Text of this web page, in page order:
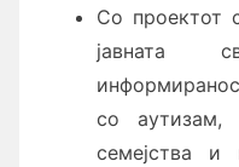
Со проектот
јавната
со
семејства и